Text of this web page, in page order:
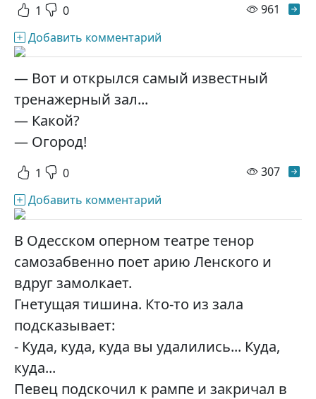
1 0 961
Добавить комментарий
— Вот и открылся самый известный
тренажерный зал...
— Какой?
— Огород!
1 0 307
Добавить комментарий
В Одесском оперном театре тенор
самозабвенно поет арию Ленского и
вдруг замолкает.
Гнетущая тишина. Кто-то из зала
подсказывает:
- Куда, куда, куда вы удалились... Куда,
куда...
Певец подскочил к рампе и закричал в